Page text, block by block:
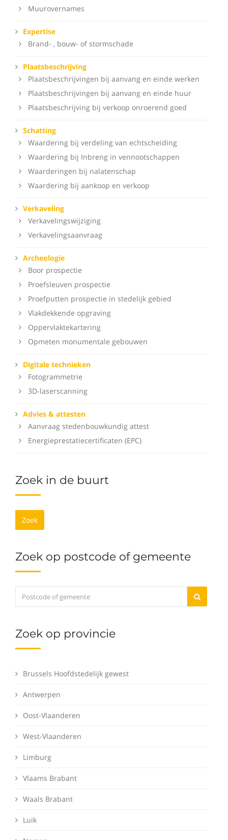
Muurovernames
Expertise
Brand- , bouw- of stormschade
Plaatsbeschrijving
Plaatsbeschrijvingen bij aanvang en einde werken
Plaatsbeschrijvingen bij aanvang en einde huur
Plaatsbeschrijving bij verkoop onroerend goed
Schatting
Waardering bij verdeling van echtscheiding
Waardering bij Inbreng in vennootschappen
Waarderingen bij nalatenschap
Waardering bij aankoop en verkoop
Verkaveling
Verkavelingswijziging
Verkavelingsaanvraag
Archeologie
Boor prospectie
Proefsleuven prospectie
Proefputten prospectie in stedelijk gebied
Vlakdekkende opgraving
Oppervlaktekartering
Opmeten monumentale gebouwen
Digitale technieken
Fotogrammetrie
3D-laserscanning
Advies & attesten
Aanvraag stedenbouwkundig attest
Energieprestatiecertificaten (EPC)
Zoek in de buurt
Zoek
Zoek op postcode of gemeente
Zoek op provincie
Brussels Hoofdstedelijk gewest
Antwerpen
Oost-Vlaanderen
West-Vlaanderen
Limburg
Vlaams Brabant
Waals Brabant
Luik